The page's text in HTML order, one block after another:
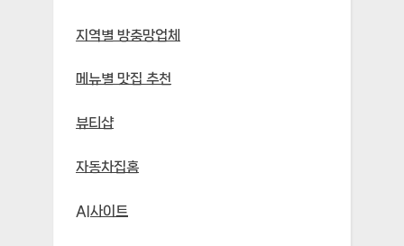
지역별 방충망업체
메뉴별 맛집 추천
뷰티샵
자동차집홈
AI사이트